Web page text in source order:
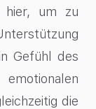
hier, um zu
Gefühl des
die